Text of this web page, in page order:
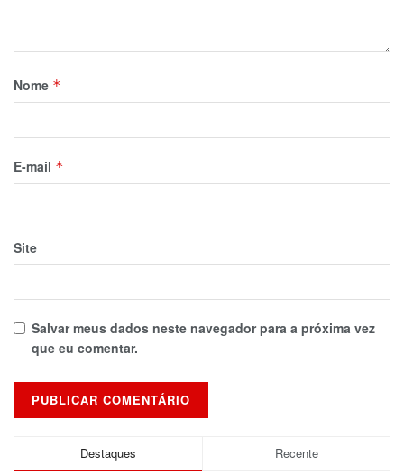
Nome *
E-mail *
Site
Salvar meus dados neste navegador para a próxima vez
que eu comentar.
Destaques Recente